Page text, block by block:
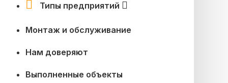
Типы предприятий
Монтаж и обслуживание
Нам доверяют
Выполненные объекты